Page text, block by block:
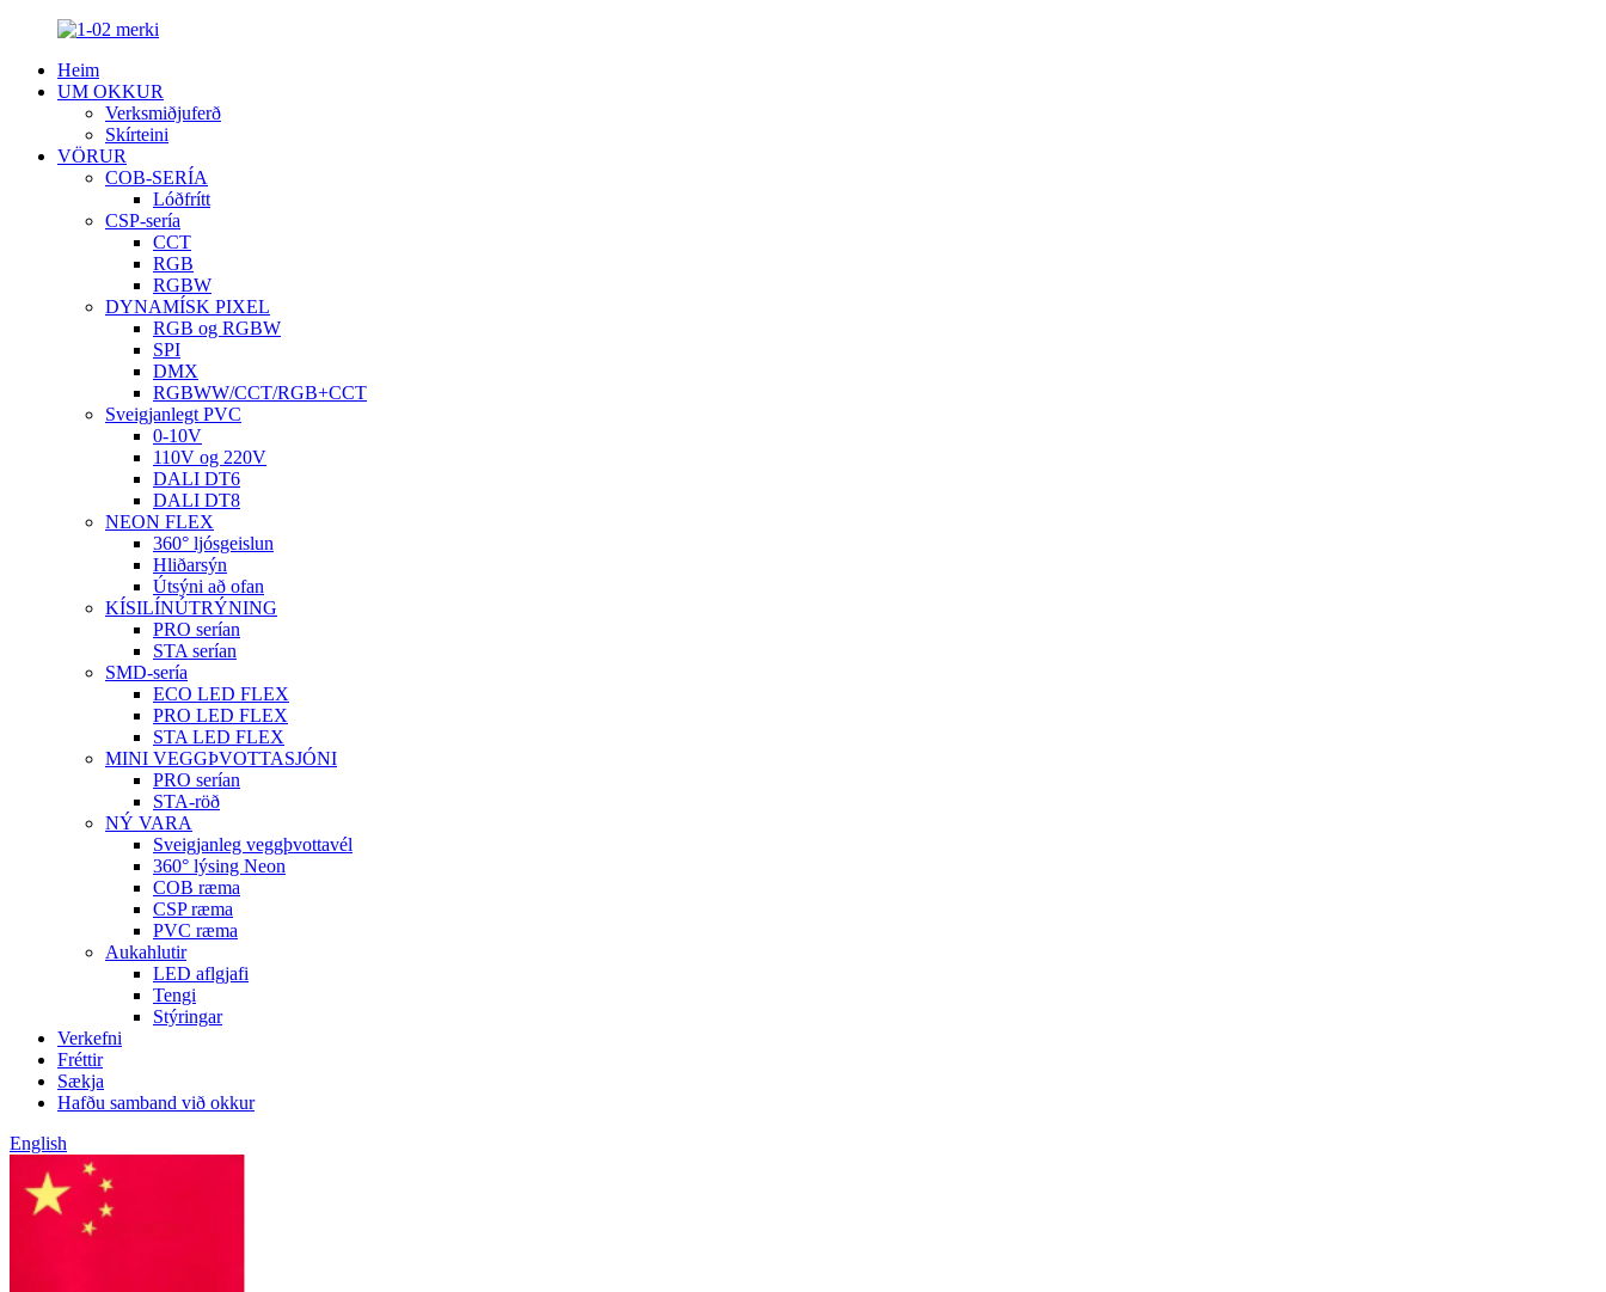
Heim
UM OKKUR
Verksmiðjuferð
Skírteini
VÖRUR
COB-SERÍA
Lóðfrítt
CSP-sería
CCT
RGB
RGBW
DYNAMÍSK PIXEL
RGB og RGBW
SPI
DMX
RGBWW/CCT/RGB+CCT
Sveigjanlegt PVC
0-10V
110V og 220V
DALI DT6
DALI DT8
NEON FLEX
360° ljósgeislun
Hliðarsýn
Útsýni að ofan
KÍSILÍNÚTRÝNING
PRO serían
STA serían
SMD-sería
ECO LED FLEX
PRO LED FLEX
STA LED FLEX
MINI VEGGÞVOTTASJÓNI
PRO serían
STA-röð
NÝ VARA
Sveigjanleg veggþvottavél
360° lýsing Neon
COB ræma
CSP ræma
PVC ræma
Aukahlutir
LED aflgjafi
Tengi
Stýringar
Verkefni
Fréttir
Sækja
Hafðu samband við okkur
English